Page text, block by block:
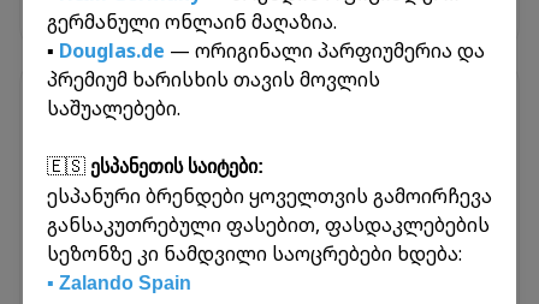
შიდა გზავნილები
ხელმისაწვდომ შიდა გადაზიდვებს.
გააგზავნეთ ამანათები საქართველოს
ნებისმიერი ფილიალიდან ნებისმიერ
ფილიალში. მიიტანეთ ამანათი თქვენთან
ყველაზე ახლოს მდებარე ოფისში და
გერმანული ონლაინ მაღაზია.
▪️ Douglas.de — ორიგინალი პარფიუმერია და
პრემიუმ ხარისხის თავის მოვლის
საშუალებები.
🇪🇸 ესპანეთის საიტები:
ესპანური ბრენდები ყოველთვის გამოირჩევა
განსაკუთრებული ფასებით, ფასდაკლებების
სეზონზე კი ნამდვილი საოცრებები ხდება:
▪️ Zalando Spain